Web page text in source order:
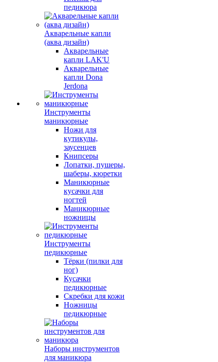
педикюра
Акварельные капли
(аква дизайн)
Акварельные
капли LAK'U
Акварельные
капли Dona
Jerdona
Инструменты
маникюрные
Ножи для
кутикулы,
заусенцев
Книпсеры
Лопатки, пушеры,
шаберы, кюретки
Маникюрные
кусачки для
ногтей
Маникюрные
ножницы
Инструменты
педикюрные
Тёрки (пилки для
ног)
Кусачки
педикюрные
Скребки для кожи
Ножницы
педикюрные
Наборы инструментов
для маникюра